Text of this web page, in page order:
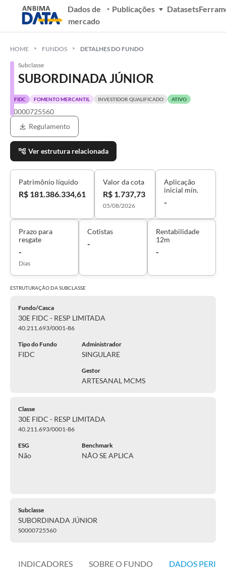
Dados de
mercado
Publicações Datasets
HOME FUNDOS DETALHES DO FUNDO
Subclasse
SUBORDINADA JÚNIOR
FIDC FOMENTO MERCANTIL INVESTIDOR QUALIFICADO ATIVO
S0000725560
Regulamento
Ver estrutura relacionada
Patrimônio líquido
R$ 181.386.334,61
Valor da cota
R$ 1.737,73
05/08/2026
Aplicação
inicial mín.
-
Prazo para
resgate
-
Dias
Cotistas
-
Rentabilidade
12m
-
ESTRUTURAÇÃO DASUBCLASSE
Fundo/Casca
30E FIDC - RESP LIMITADA
40.211.693/0001-86
Tipo do Fundo
FIDC
Administrador
SINGULARE
Gestor
ARTESANAL MCMS
Classe
30E FIDC - RESP LIMITADA
40.211.693/0001-86
ESG
Não
Benchmark
NÃO SE APLICA
Subclasse
SUBORDINADA JÚNIOR
S0000725560
INDICADORES SOBRE O FUNDO DADOS